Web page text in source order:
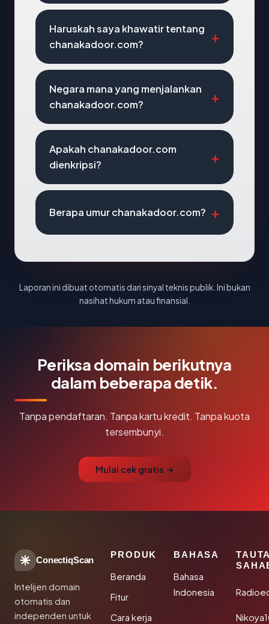
Haruskah saya khawatir tentang
chanakadoor.com?
Negara mana yang menjalankan
chanakadoor.com?
Apakah chanakadoor.com
dienkripsi?
Berapa umur chanakadoor.com?
Laporan ini dibuat otomatis dari sinyal teknis publik. Ini bukan
nasihat hukum atau finansial.
Periksa domain berikutnya
dalam beberapa detik.
Tanpa pendaftaran. Tanpa kartu kredit. Tanpa kuota
tersembunyi.
Mulai cek gratis →
ConectiqScan
Intelijen domain
otomatis dan
independen untuk
PRODUK
Beranda
Fitur
Cara kerja
BAHASA
Bahasa
Indonesia